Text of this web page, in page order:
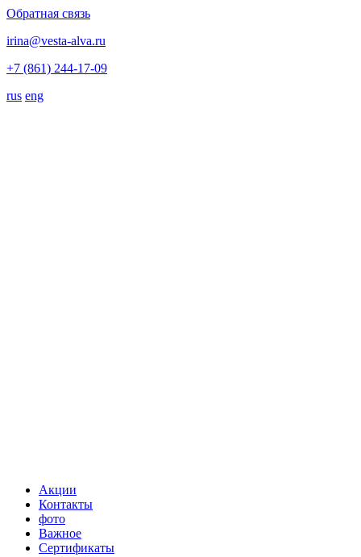
Обратная связь
irina@vesta-alva.ru
+7 (861) 244-17-09
rus eng
Акции
Контакты
фото
Важное
Сертификаты